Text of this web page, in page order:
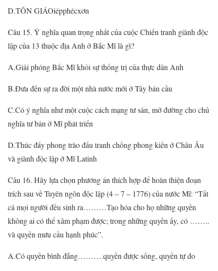
D.TÔN GIÁOiépphécxơn
Câu 15. Ý nghĩa quan trọng nhất của cuộc Chiến tranh giành độc
lập của 13 thuộc địa Anh ở Bắc Mĩ là gì?
A.Giải phóng Bắc Mĩ khỏi sự thống trị của thực dân Anh
B.Đưa đến sự ra đời một nhà nước mới ở Tây bán cầu
C.Có ý nghĩa như một cuộc cách mạng tư sản, mở đường cho chủ
nghĩa tư bản ở Mĩ phát triển
D.Thúc đẩy phong trào đấu tranh chống phong kiến ở Châu Âu
và giành độc lập ở Mĩ Latinh
Câu 16. Hãy lựa chọn phương án thích hợp để hoàn thiện đoạn
trích sau về Tuyên ngôn độc lập (4 – 7 – 1776) của nước Mĩ: “Tất
cả mọi người đều sinh ra………Tạo hóa cho họ những quyền
không ai có thể xâm phạm được; trong những quyền ấy, có ……..
và quyền mưu cầu hạnh phúc”.
A.Có quyền bình đẳng……….quyền được sống, quyền tự do